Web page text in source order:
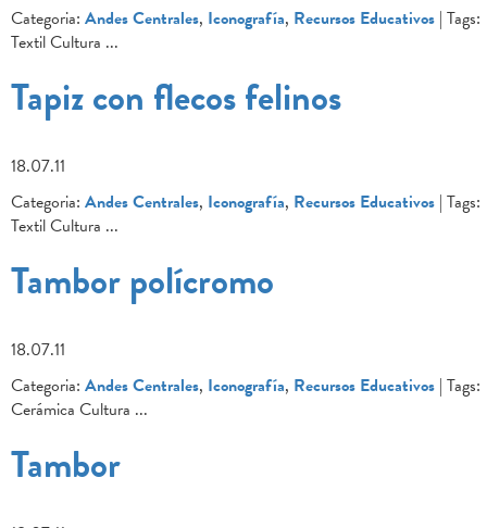
Categoria: Andes Centrales, Iconografía, Recursos Educativos | Tags:
Textil Cultura ...
Tapiz con flecos felinos
18.07.11
Categoria: Andes Centrales, Iconografía, Recursos Educativos | Tags:
Textil Cultura ...
Tambor polícromo
18.07.11
Categoria: Andes Centrales, Iconografía, Recursos Educativos | Tags:
Cerámica Cultura ...
Tambor